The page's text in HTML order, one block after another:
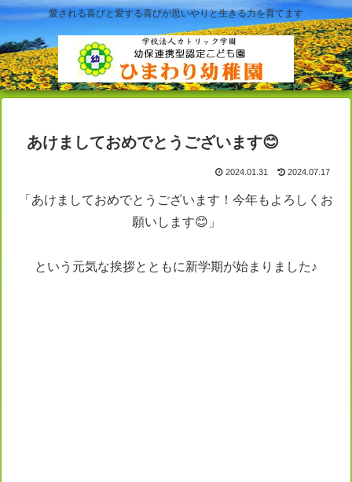
愛される喜びと愛する喜びが思いやりと生きる力を育てます
あけましておめでとうございます😊
2024.01.31 2024.07.17
「あけましておめでとうございます！今年もよろしくお
願いします😊」
という元気な挨拶とともに新学期が始まりました♪